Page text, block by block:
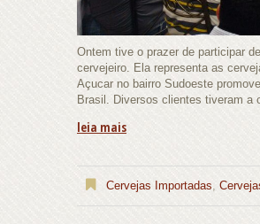
Ontem tive o prazer de participar
cervejeiro. Ela representa as
Açucar no bairro Sudoeste
Brasil. Diversos clientes tiveram a
leia mais
Cervejas Importadas,